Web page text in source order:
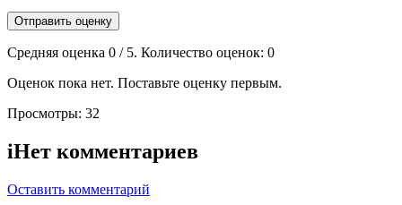
Отправить оценку
Средняя оценка 0 / 5. Количество оценок: 0
Оценок пока нет. Поставьте оценку первым.
Просмотры: 32
iНет комментариев
Оставить комментарий